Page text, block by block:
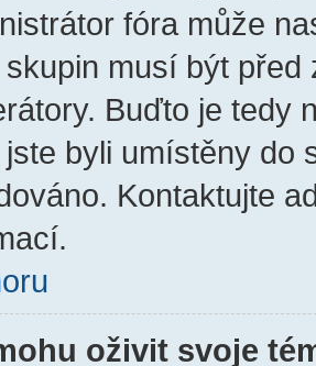
fóra může
skupin musí být
Buďto je tedy
jste byli umístěny do
Kontaktujte
oživit svoje